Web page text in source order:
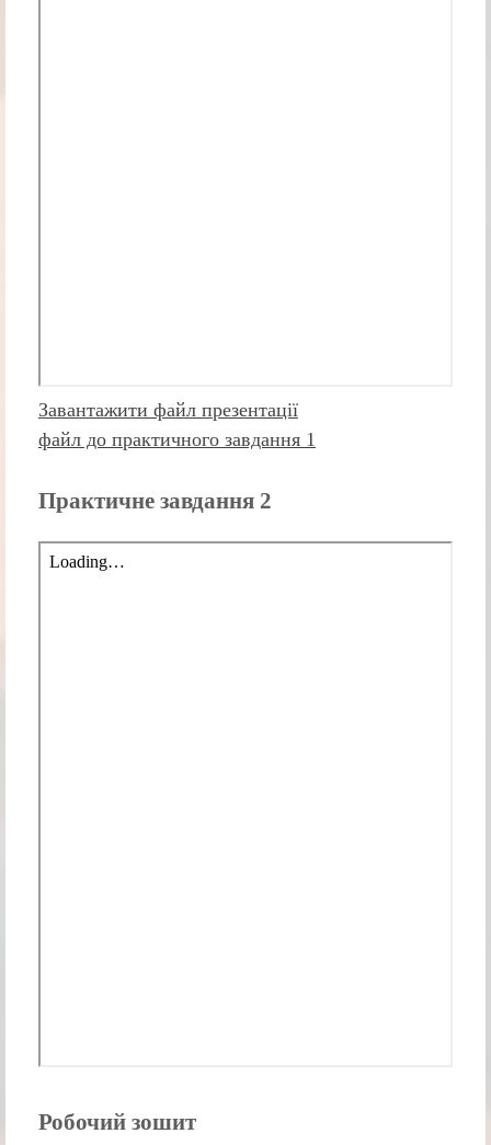
Завантажити файл презентації
файл до практичного завдання 1
Практичне завдання 2
Робочий зошит